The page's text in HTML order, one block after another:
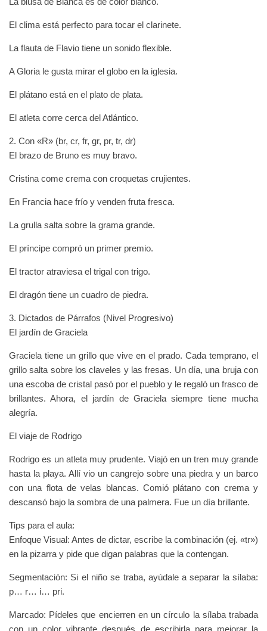
El clima está perfecto para tocar el clarinete.
La flauta de Flavio tiene un sonido flexible.
A Gloria le gusta mirar el globo en la iglesia.
El plátano está en el plato de plata.
El atleta corre cerca del Atlántico.
2. Con «R» (br, cr, fr, gr, pr, tr, dr)
El brazo de Bruno es muy bravo.
Cristina come crema con croquetas crujientes.
En Francia hace frío y venden fruta fresca.
La grulla salta sobre la grama grande.
El príncipe compró un primer premio.
El tractor atraviesa el trigal con trigo.
El dragón tiene un cuadro de piedra.
3. Dictados de Párrafos (Nivel Progresivo)
El jardín de Graciela
Graciela tiene un grillo que vive en el prado. Cada temprano, el
grillo salta sobre los claveles y las fresas. Un día, una bruja con
una escoba de cristal pasó por el pueblo y le regaló un frasco de
brillantes. Ahora, el jardín de Graciela siempre tiene mucha
alegría.
El viaje de Rodrigo
Rodrigo es un atleta muy prudente. Viajó en un tren muy grande
hasta la playa. Allí vio un cangrejo sobre una piedra y un barco
con una flota de velas blancas. Comió plátano con crema y
descansó bajo la sombra de una palmera. Fue un día brillante.
Tips para el aula:
Enfoque Visual: Antes de dictar, escribe la combinación (ej. «tr»)
en la pizarra y pide que digan palabras que la contengan.
Segmentación: Si el niño se traba, ayúdale a separar la sílaba:
p… r… i… pri.
Marcado: Pídeles que encierren en un círculo la sílaba trabada
con un color vibrante después de escribirla para mejorar la